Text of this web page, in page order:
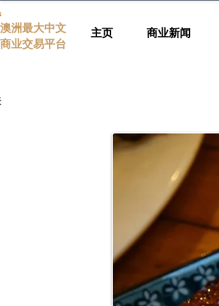
澳洲最大中文
商业交易平台
主页 商业新闻